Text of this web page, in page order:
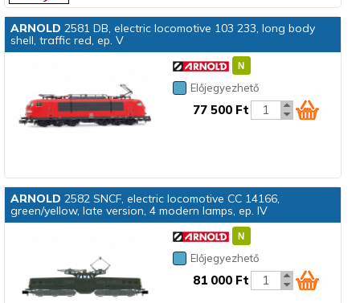
ARNOLD 2581 DB, electric locomotive 103 233, long body
shell, traffic red, ep. V
Előjegyezhető
77 500 Ft
ARNOLD 2582 SNCF, electric locomotive CC 14166,
green/yellow, late version, 4 modern lamps, ep. IV
Előjegyezhető
81 000 Ft